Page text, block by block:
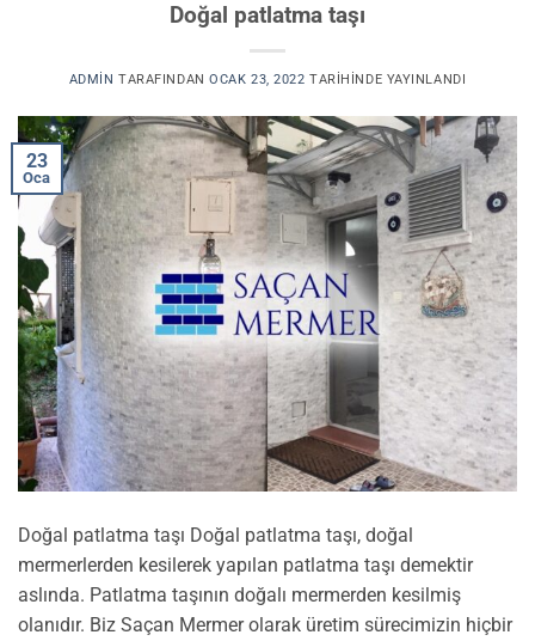
Doğal patlatma taşı
ADMIN TARAFINDAN OCAK 23, 2022 TARIHINDE YAYINLANDI
23
Oca
Doğal patlatma taşı Doğal patlatma taşı, doğal
mermerlerden kesilerek yapılan patlatma taşı demektir
aslında. Patlatma taşının doğalı mermerden kesilmiş
olanıdır. Biz Saçan Mermer olarak üretim sürecimizin hiçbir